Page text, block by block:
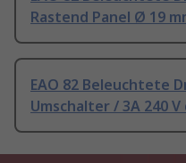
Rastend Panel Ø 19
EAO 82 Beleuchtete
Umschalter / 3A 240 V